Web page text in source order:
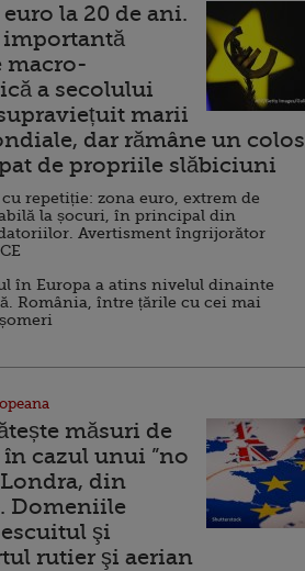
la 20 de ani.
importantă
macro-
a secolului
marii
dar rămâne un colos
de propriile slăbiciuni
repetiție: zona euro, extrem de
la șocuri, în principal din
Avertisment îngrijorător
în Europa a atins nivelul dinainte
România, între țările cu cei mai
măsuri de
cazul unui ”no
Londra, din
Domeniile
şi
rutier şi aerian